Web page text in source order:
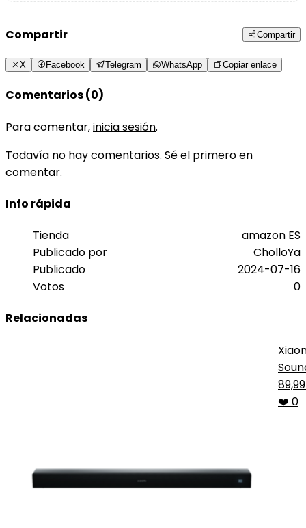
Compartir Compartir
X Facebook Telegram WhatsApp Copiar enlace
Comentarios (0)
Para comentar,inicia sesión.
Todavía no hay comentarios. Sé el primero en
comentar.
Info rápida
Tienda
amazon ES
Publicado por
CholloYa
Publicado
2024-07-16
Votos
0
Relacionadas
Pro
❤️ 0